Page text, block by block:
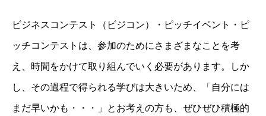
ビジネスコンテスト（ビジコン）・ピッチイベント・ピ
ッチコンテストは、参加のためにさまざまなことを考
え、時間をかけて取り組んでいく必要があります。しか
し、その過程で得られる学びは大きいため、「自分には
まだ早いかも・・・」とお考えの方も、ぜひぜひ積極的